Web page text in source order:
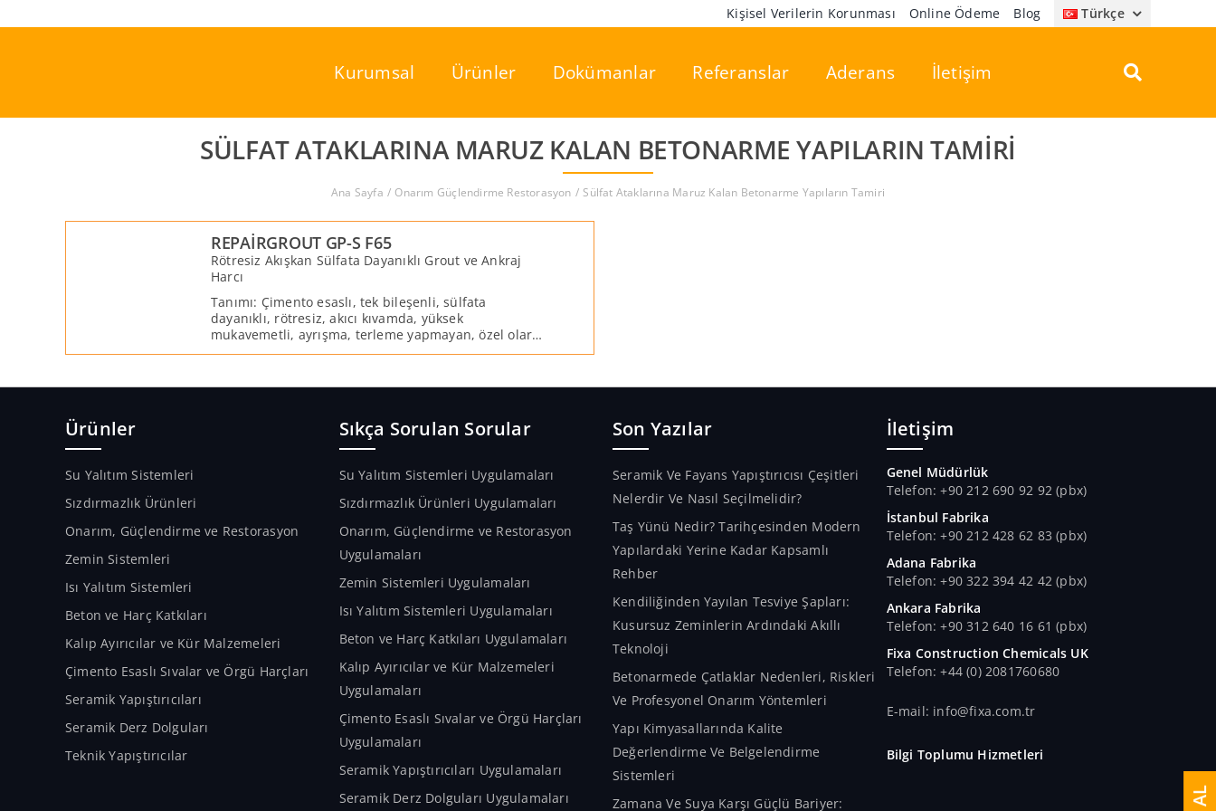
Kişisel Verilerin Korunması Online Ödeme Blog Türkçe
Kurumsal Ürünler Dokümanlar Referanslar Aderans İletişim
SÜLFAT ATAKLARINA MARUZ KALAN BETONARME YAPILARIN TAMIRI
Ana Sayfa Onarım Güçlendirme Restorasyon Sülfat Ataklarına Maruz Kalan Betonarme Yapıların Tamiri
REPAİRGROUT GP-S F65
Rötresiz Akışkan Sülfata Dayanıklı Grout ve Ankraj
Harcı
Tanımı: Çimento esaslı, tek bileşenli, sülfata
dayanıklı, rötresiz, akıcı kıvamda, yüksek
mukavemetli, ayrışma, terleme yapmayan, özel olarak
hazırlanmış, R4 sınıfına uygun, yapısal grout ve
Ürünler
Su Yalıtım Sistemleri
Sızdırmazlık Ürünleri
Onarım, Güçlendirme ve Restorasyon
Zemin Sistemleri
Isı Yalıtım Sistemleri
Beton ve Harç Katkıları
Kalıp Ayırıcılar ve Kür Malzemeleri
Çimento Esaslı Sıvalar ve Örgü Harçları
Seramik Yapıştırıcıları
Seramik Derz Dolguları
Teknik Yapıştırıcılar
Sıkça Sorulan Sorular
Su Yalıtım Sistemleri Uygulamaları
Sızdırmazlık Ürünleri Uygulamaları
Onarım, Güçlendirme ve Restorasyon
Uygulamaları
Zemin Sistemleri Uygulamaları
Isı Yalıtım Sistemleri Uygulamaları
Beton ve Harç Katkıları Uygulamaları
Kalıp Ayırıcılar ve Kür Malzemeleri
Uygulamaları
Çimento Esaslı Sıvalar ve Örgü Harçları
Uygulamaları
Seramik Yapıştırıcıları Uygulamaları
Seramik Derz Dolguları Uygulamaları
Son Yazılar
Seramik Ve Fayans Yapıştırıcısı Çeşitleri
Nelerdir Ve Nasıl Seçilmelidir?
Taş Yünü Nedir? Tarihçesinden Modern
Yapılardaki Yerine Kadar Kapsamlı
Rehber
Kendiliğinden Yayılan Tesviye Şapları:
Kusursuz Zeminlerin Ardındaki Akıllı
Teknoloji
Betonarmede Çatlaklar Nedenleri, Riskleri
Ve Profesyonel Onarım Yöntemleri
Yapı Kimyasallarında Kalite
Değerlendirme Ve Belgelendirme
Sistemleri
Zamana Ve Suya Karşı Güçlü Bariyer:
İletişim
Genel Müdürlük
Telefon: +90 212 690 92 92 (pbx)
İstanbul Fabrika
Telefon: +90 212 428 62 83 (pbx)
Adana Fabrika
Telefon: +90 322 394 42 42 (pbx)
Ankara Fabrika
Telefon: +90 312 640 16 61 (pbx)
Fixa Construction Chemicals UK
Telefon: +44 (0) 2081760680
E-mail: info@fixa.com.tr
Bilgi Toplumu Hizmetleri